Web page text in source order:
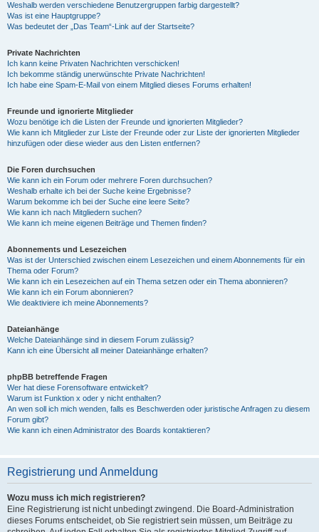
Weshalb werden verschiedene Benutzergruppen farbig dargestellt?
Was ist eine Hauptgruppe?
Was bedeutet der „Das Team“-Link auf der Startseite?
Private Nachrichten
Ich kann keine Privaten Nachrichten verschicken!
Ich bekomme ständig unerwünschte Private Nachrichten!
Ich habe eine Spam-E-Mail von einem Mitglied dieses Forums erhalten!
Freunde und ignorierte Mitglieder
Wozu benötige ich die Listen der Freunde und ignorierten Mitglieder?
Wie kann ich Mitglieder zur Liste der Freunde oder zur Liste der ignorierten Mitglieder
hinzufügen oder diese wieder aus den Listen entfernen?
Die Foren durchsuchen
Wie kann ich ein Forum oder mehrere Foren durchsuchen?
Weshalb erhalte ich bei der Suche keine Ergebnisse?
Warum bekomme ich bei der Suche eine leere Seite?
Wie kann ich nach Mitgliedern suchen?
Wie kann ich meine eigenen Beiträge und Themen finden?
Abonnements und Lesezeichen
Was ist der Unterschied zwischen einem Lesezeichen und einem Abonnements für ein
Thema oder Forum?
Wie kann ich ein Lesezeichen auf ein Thema setzen oder ein Thema abonnieren?
Wie kann ich ein Forum abonnieren?
Wie deaktiviere ich meine Abonnements?
Dateianhänge
Welche Dateianhänge sind in diesem Forum zulässig?
Kann ich eine Übersicht all meiner Dateianhänge erhalten?
phpBB betreffende Fragen
Wer hat diese Forensoftware entwickelt?
Warum ist Funktion x oder y nicht enthalten?
An wen soll ich mich wenden, falls es Beschwerden oder juristische Anfragen zu diesem
Forum gibt?
Wie kann ich einen Administrator des Boards kontaktieren?
Registrierung und Anmeldung
Wozu muss ich mich registrieren?
Eine Registrierung ist nicht unbedingt zwingend. Die Board-Administration
dieses Forums entscheidet, ob Sie registriert sein müssen, um Beiträge zu